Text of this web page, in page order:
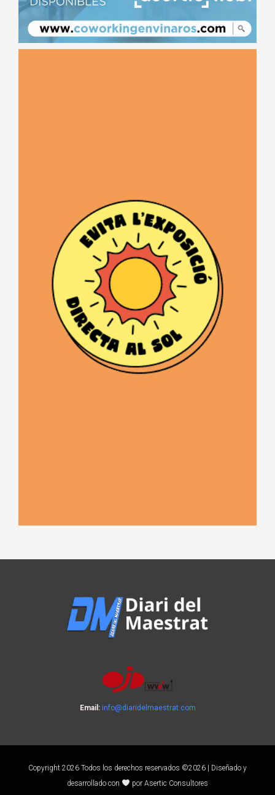
Email: info@diaridelmaestrat.com
Copyright 2026 Todos los derechos reservados ©2026 | Diseñado y
desarrollado con
por Asertic Consultores